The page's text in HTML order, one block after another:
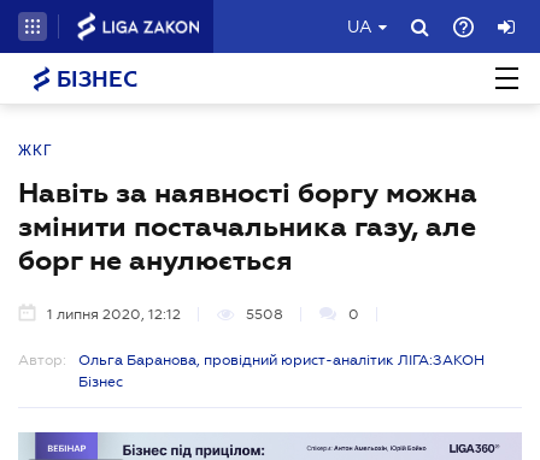
UA
БІЗНЕС
ЖКГ
Навіть за наявності боргу можна
змінити постачальника газу, але
борг не анулюється
1 липня 2020, 12:12 5508 0
Автор:
Ольга Баранова, провідний юрист-аналітик ЛІГА:ЗАКОН
Бізнес